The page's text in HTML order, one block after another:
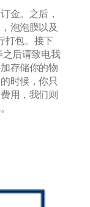
金。之后，
泡泡膜以及
打包。接下
后请致电我
存储你的物
时候，你只
用，我们则